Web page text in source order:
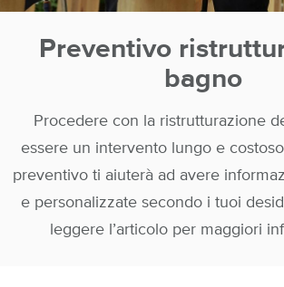
Preventivo
bagno
Procedere con la ristrutturazione
essere un intervento lungo e
preventivo ti aiuterà ad avere
e personalizzate secondo i tuoi
leggere l’articolo per maggiori